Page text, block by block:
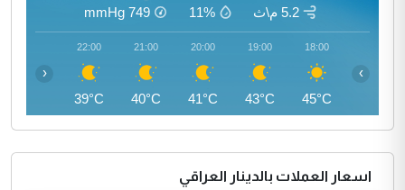
5.2 م\ث 11%
749
mmHg
18:00
45°C
19:00
43°C
20:00
41°C
21:00
40°C
22:00
39°C
‹ ›
اسعار العملات بالدينار العراقي